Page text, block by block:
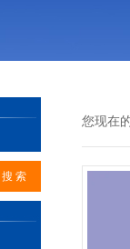
您现在